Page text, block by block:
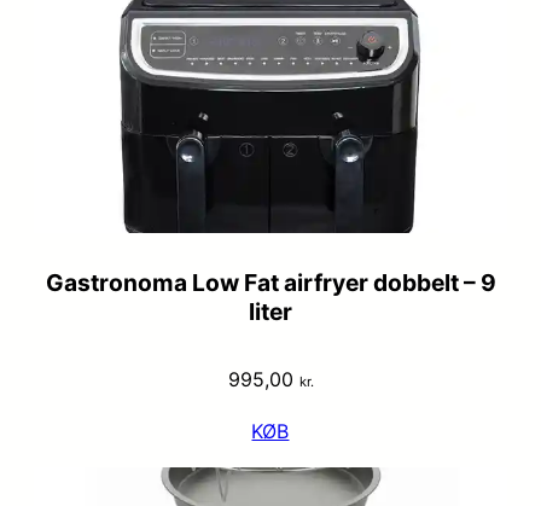
Gastronoma Low Fat airfryer dobbelt – 9
liter
995,00 kr.
KØB